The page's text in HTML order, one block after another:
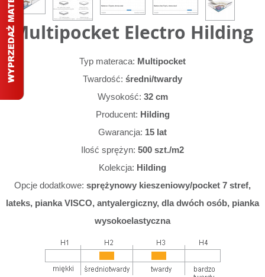
Multipocket Electro Hilding
Typ materaca: Multipocket
Twardość: średni/twardy
Wysokość: 32 cm
Producent: Hilding
Gwarancja: 15 lat
Ilość sprężyn: 500 szt./m2
Kolekcja: Hilding
Opcje dodatkowe: sprężynowy kieszeniowy/pocket 7 stref,
lateks, pianka VISCO, antyalergiczny, dla dwóch osób, pianka
wysokoelastyczna